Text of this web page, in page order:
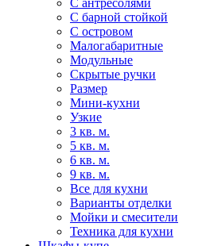
С антресолями
С барной стойкой
С островом
Малогабаритные
Модульные
Скрытые ручки
Размер
Мини-кухни
Узкие
3 кв. м.
5 кв. м.
6 кв. м.
9 кв. м.
Все для кухни
Варианты отделки
Мойки и смесители
Техника для кухни